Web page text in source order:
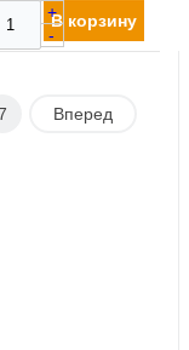
+
-
В корзину
Вперед